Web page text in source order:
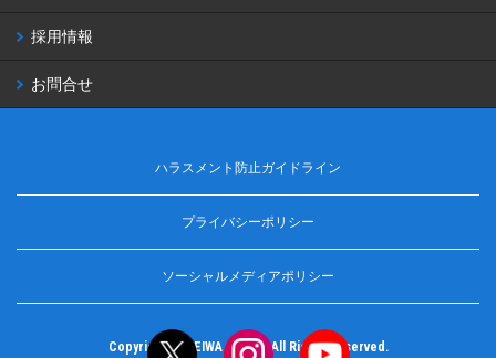
採用情報
お問合せ
ハラスメント防止ガイドライン
プライバシーポリシー
ソーシャルメディアポリシー
Copyright © MEIWA Co.,ltd. All Rights Reserved.